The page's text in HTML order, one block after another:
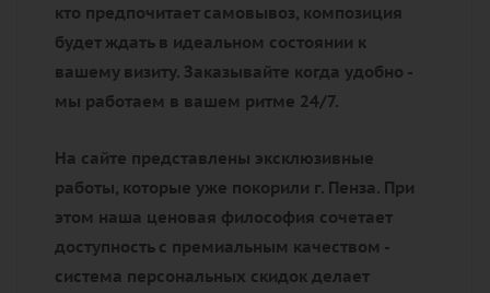
кто предпочитает самовывоз, композиция
будет ждать в идеальном состоянии к
вашему визиту. Заказывайте когда удобно -
мы работаем в вашем ритме 24/7.
На сайте представлены эксклюзивные
работы, которые уже покорили г. Пенза. При
этом наша ценовая философия сочетает
доступность с премиальным качеством -
система персональных скидок делает